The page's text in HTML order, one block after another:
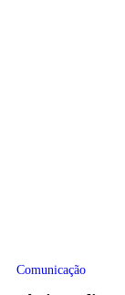
Comunicação